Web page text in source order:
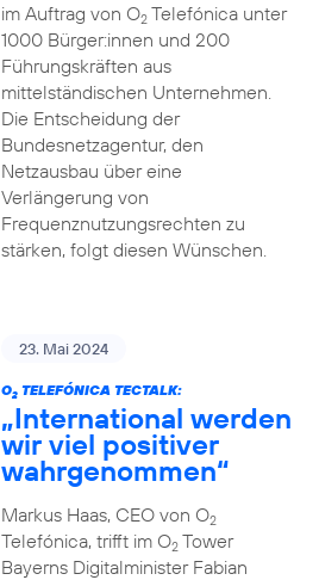
im Auftrag von O2Telefónica unter
1000 Bürger:innen und 200
Führungskräften aus
mittelständischen Unternehmen.
Die Entscheidung der
Bundesnetzagentur, den
Netzausbau über eine
Verlängerung von
Frequenznutzungsrechten zu
stärken, folgt diesen Wünschen.
23. Mai 2024
O2TELEFÓNICA TECTALK:
„International werden
wir viel positiver
wahrgenommen“
Markus Haas, CEO von O2
Telefónica, trifft im O2Tower
Bayerns Digitalminister Fabian